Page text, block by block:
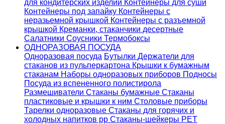
для кондитерских изделий Контейнеры для суши
Контейнеры под запайку Контейнеры с
неразьемной крышкой Контейнеры с разъемной
крышкой Креманки, стаканчики десертные
Салатники Соусники Термобоксы
ОДНОРАЗОВАЯ ПОСУДА
Одноразовая посуда Бутылки Держатели для
стаканов из пульперкартона Крышки к бумажным
стаканам Наборы одноразовых приборов Подносы
Посуда из вспененного полистирола
Размешиватели Стаканы бумажные Стаканы
пластиковые и крышки к ним Столовые приборы
Тарелки одноразовые Стаканы для горячих и
холодных напитков pp Стаканы-шейкеры PET